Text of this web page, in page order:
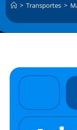
> Transportes >